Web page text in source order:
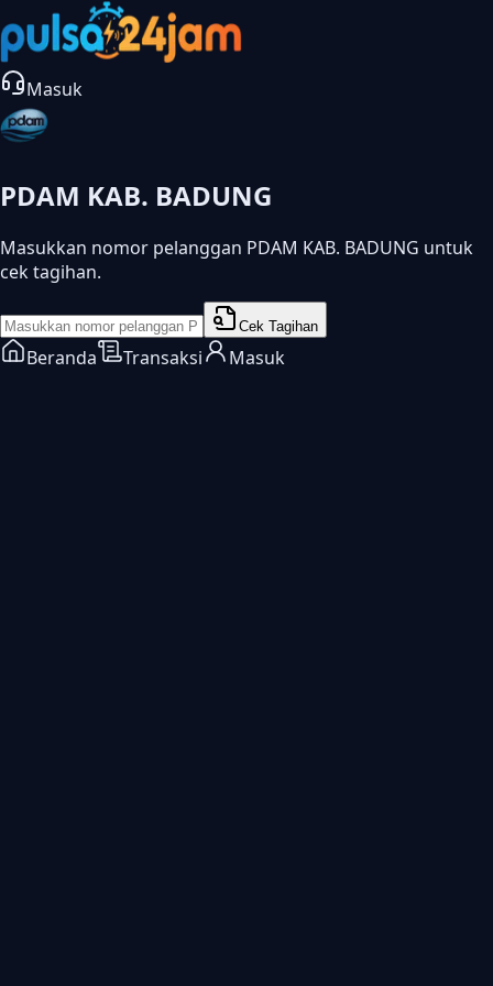
Masuk
PDAM KAB. BADUNG
Masukkan nomor pelanggan PDAM KAB. BADUNG untuk
cek tagihan.
Cek Tagihan
Beranda Transaksi Masuk